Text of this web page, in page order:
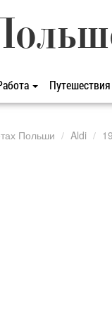
Путешествия
Польши Aldi